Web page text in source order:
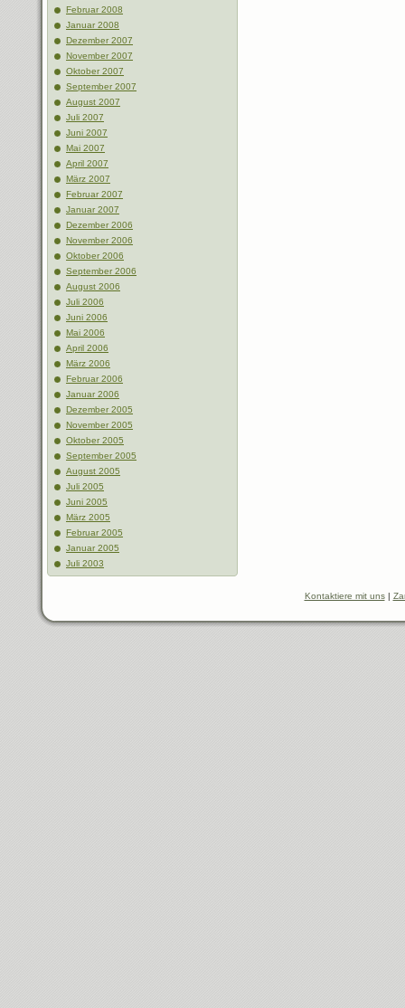
Februar 2008
Januar 2008
Dezember 2007
November 2007
Oktober 2007
September 2007
August 2007
Juli 2007
Juni 2007
Mai 2007
April 2007
März 2007
Februar 2007
Januar 2007
Dezember 2006
November 2006
Oktober 2006
September 2006
August 2006
Juli 2006
Juni 2006
Mai 2006
April 2006
März 2006
Februar 2006
Januar 2006
Dezember 2005
November 2005
Oktober 2005
September 2005
August 2005
Juli 2005
Juni 2005
März 2005
Februar 2005
Januar 2005
Juli 2003
Kontaktiere mit uns|